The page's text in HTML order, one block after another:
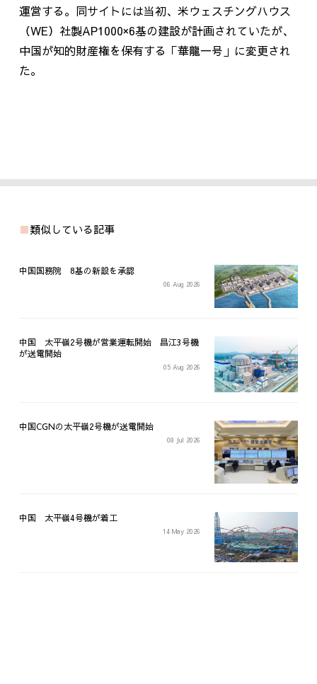
運営する。同サイトには当初、米ウェスチングハウス
（WE）社製AP1000×6基の建設が計画されていたが、
中国が知的財産権を保有する「華龍一号」に変更され
た。
類似している記事
中国国務院 8基の新設を承認
06 Aug 2026
中国 太平嶺2号機が営業運転開始 昌江3号機
が送電開始
05 Aug 2026
中国CGNの太平嶺2号機が送電開始
08 Jul 2026
中国 太平嶺4号機が着工
14 May 2026